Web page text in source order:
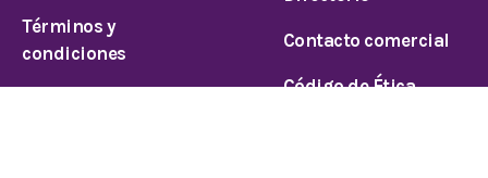
Términos y
condiciones
Contacto comercial
Código de Ética